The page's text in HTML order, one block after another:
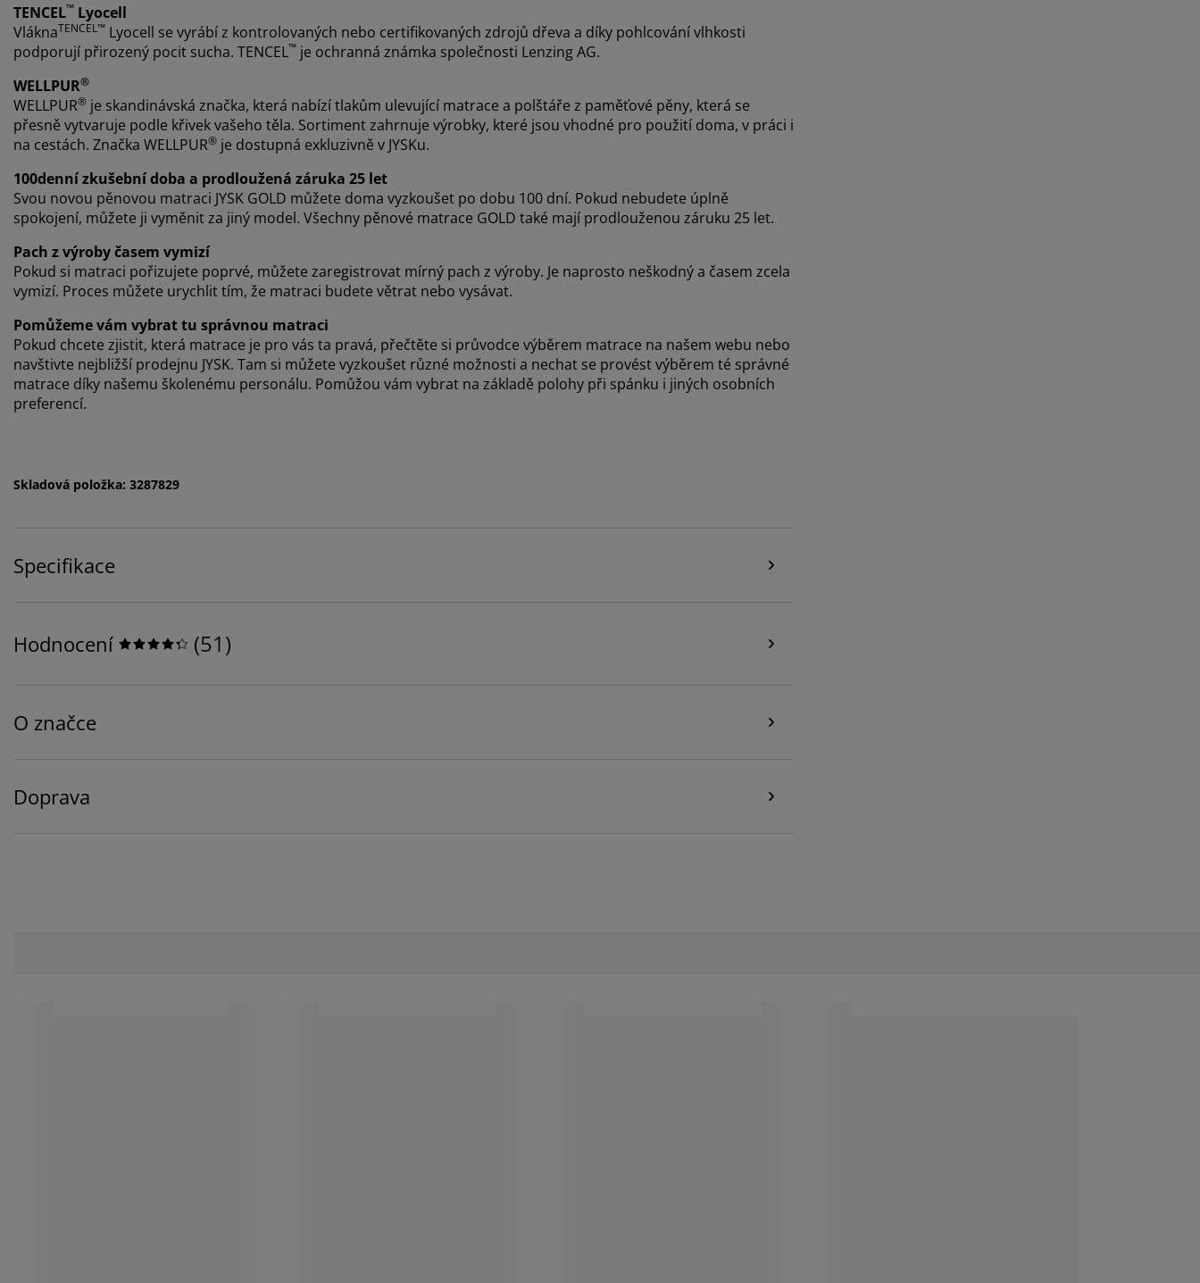
TENCEL™ Lyocell
VláknaTENCEL™ Lyocell se vyrábí z kontrolovaných nebo certifikovaných zdrojů dřeva a díky pohlcování vlhkosti
podporují přirozený pocit sucha. TENCEL™ je ochranná známka společnosti Lenzing AG.
WELLPUR®
WELLPUR® je skandinávská značka, která nabízí tlakům ulevující matrace a polštáře z paměťové pěny, která se
přesně vytvaruje podle křivek vašeho těla. Sortiment zahrnuje výrobky, které jsou vhodné pro použití doma, v práci i
na cestách. Značka WELLPUR® je dostupná exkluzivně v JYSKu.
100denní zkušební doba a prodloužená záruka 25 let
Svou novou pěnovou matraci JYSK GOLD můžete doma vyzkoušet po dobu 100 dní. Pokud nebudete úplně
spokojení, můžete ji vyměnit za jiný model. Všechny pěnové matrace GOLD také mají prodlouženou záruku 25 let.
Pach z výroby časem vymizí
Pokud si matraci pořizujete poprvé, můžete zaregistrovat mírný pach z výroby. Je naprosto neškodný a časem zcela
vymizí. Proces můžete urychlit tím, že matraci budete větrat nebo vysávat.
Pomůžeme vám vybrat tu správnou matraci
Pokud chcete zjistit, která matrace je pro vás ta pravá, přečtěte si průvodce výběrem matrace na našem webu nebo
navštivte nejbližší prodejnu JYSK. Tam si můžete vyzkoušet různé možnosti a nechat se provést výběrem té správné
matrace díky našemu školenému personálu. Pomůžou vám vybrat na základě polohy při spánku i jiných osobních
preferencí.
Skladová položka: 3287829
Specifikace
Hodnocení (51)
O značce
Doprava